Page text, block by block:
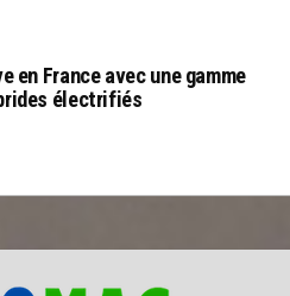
en France avec une gamme
électrifiés